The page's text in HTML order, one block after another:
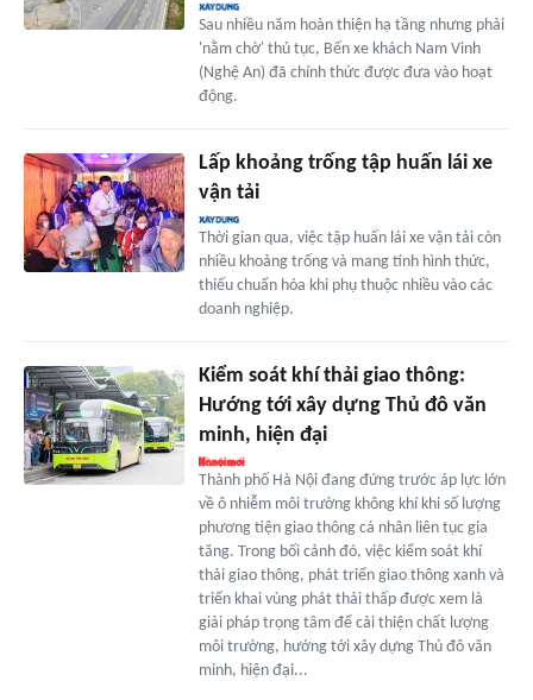
Sau nhiều năm hoàn thiện hạ tầng nhưng phải
'nằm chờ' thủ tục, Bến xe khách Nam Vinh
(Nghệ An) đã chính thức được đưa vào hoạt
động.
Lấp khoảng trống tập huấn lái xe
vận tải
Thời gian qua, việc tập huấn lái xe vận tải còn
nhiều khoảng trống và mang tính hình thức,
thiếu chuẩn hóa khi phụ thuộc nhiều vào các
doanh nghiệp.
Kiểm soát khí thải giao thông:
Hướng tới xây dựng Thủ đô văn
minh, hiện đại
Thành phố Hà Nội đang đứng trước áp lực lớn
về ô nhiễm môi trường không khí khi số lượng
phương tiện giao thông cá nhân liên tục gia
tăng. Trong bối cảnh đó, việc kiểm soát khí
thải giao thông, phát triển giao thông xanh và
triển khai vùng phát thải thấp được xem là
giải pháp trọng tâm để cải thiện chất lượng
môi trường, hướng tới xây dựng Thủ đô văn
minh, hiện đại...